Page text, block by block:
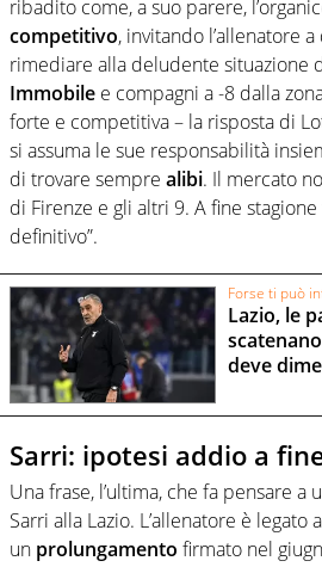
ribadito come, a suo parere,
competitivo, invitando l’allenatore
rimediare alla deludente situazione
Immobile e compagni a -8 dalla
forte e competitiva – la risposta di
si assuma le sue responsabilità
di trovare sempre alibi. Il mercato
di Firenze e gli altri 9. A fine
definitivo”.
Forse ti può
Lazio, le
deve
Sarri: ipotesi addio a
Una frase, l’ultima, che fa pensare a
Sarri alla Lazio. L’allenatore è
un prolungamento firmato nel